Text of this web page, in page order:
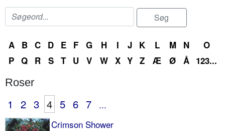
A B C D E F G H I J K L M N
O
P Q R S T U V W X Y Z Æ Ø Å 123...
Roser
1 2 3 4 5 6 7
...
Crimson Shower